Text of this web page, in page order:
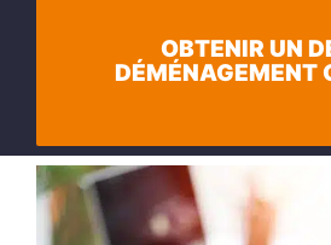
OBTENIR UN
DÉMÉNAGEMENT